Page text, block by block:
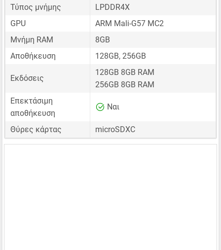
Τύπος μνήμης
LPDDR4X
GPU
ARM Mali-G57 MC2
Μνήμη RAM
8GB
Αποθήκευση
128GB, 256GB
Εκδόσεις
128GB 8GB RAM
256GB 8GB RAM
Επεκτάσιμη
αποθήκευση
Ναι
Θύρες κάρτας microSDXC